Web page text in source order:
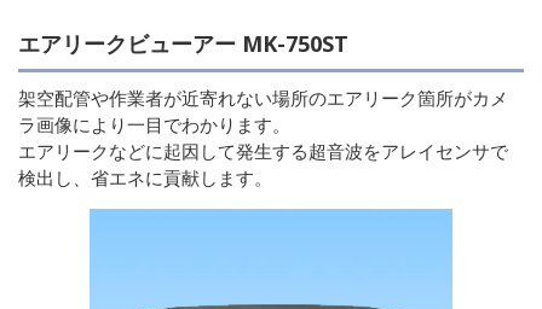
エアリークビューアー MK-750ST
架空配管や作業者が近寄れない場所のエアリーク箇所がカメ
ラ画像により一目でわかります。
エアリークなどに起因して発生する超音波をアレイセンサで
検出し、省エネに貢献します。